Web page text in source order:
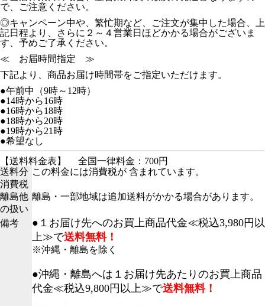
で、ご注意ください。
◎キャンペーン中や、繁忙期など、ご注文が集中した場合、上
記日程より、さらに２～４営業日ほどかかる場合がございま
す、予めご了承ください。
≪ お届時間指定 ≫
下記より、商品お届け時間帯をご指定いただけます。
●午前中（9時～12時）
●14時から16時
●16時から18時
●18時から20時
●19時から21時
●希望なし
【送料料金表】
全国一律料金：700円
送料分
消費税
この料金には消費税が 含まれています。
離島他
の扱い
離島・一部地域は追加送料がかかる場合があります。
備考
●１お届け先へのお買上商品代金≪税込3,980円以
上≫で送料無料！
※沖縄・離島を除く
●沖縄・離島へは１お届け先あたりのお買上商品
代金≪税込9,800円以上≫で送料無料！